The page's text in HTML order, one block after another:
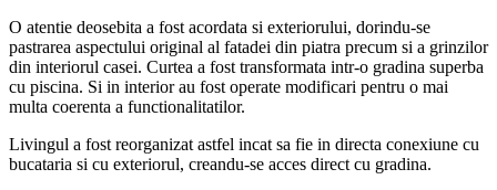
O atentie deosebita a fost acordata si exteriorului, dorindu-se
pastrarea aspectului original al fatadei din piatra precum si a grinzilor
din interiorul casei. Curtea a fost transformata intr-o gradina superba
cu piscina. Si in interior au fost operate modificari pentru o mai
multa coerenta a functionalitatilor.
Livingul a fost reorganizat astfel incat sa fie in directa conexiune cu
bucataria si cu exteriorul, creandu-se acces direct cu gradina.